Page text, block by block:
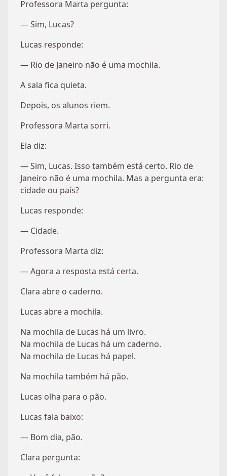
Professora Marta pergunta:
— Sim, Lucas?
Lucas responde:
— Rio de Janeiro não é uma mochila.
A sala fica quieta.
Depois, os alunos riem.
Professora Marta sorri.
Ela diz:
— Sim, Lucas. Isso também está certo. Rio de
Janeiro não é uma mochila. Mas a pergunta era:
cidade ou país?
Lucas responde:
— Cidade.
Professora Marta diz:
— Agora a resposta está certa.
Clara abre o caderno.
Lucas abre a mochila.
Na mochila de Lucas há um livro.
Na mochila de Lucas há um caderno.
Na mochila de Lucas há papel.
Na mochila também há pão.
Lucas olha para o pão.
Lucas fala baixo:
— Bom dia, pão.
Clara pergunta: